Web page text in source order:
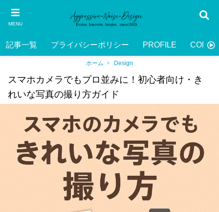
MENU
記事一覧 プライバシーポリシー PROFILE
ホーム Design
スマホカメラでもプロ並みに！初心者向け・き
れいな写真の撮り方ガイド